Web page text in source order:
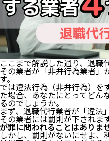
ここまで解説した通り、退職
その業者が「非弁行為業者」
す。
では違法行為（非弁行為）を
た場合、あなたにとってどん
るのでしょうか。
まず、退職代行業者が「違法
その業者には罰則が下されま
が罪に問われることはありま
しかし、罰則がないにせよ、
1)ベンゴシNOW
2)フォーゲル綜合法
3)弁護士法人みやび
4)ガイア総合法律事務
5)弁護士ビーノ
10.退職代行と違法行為
1)労働組合（ユニオン
ないのですか？
2)司法書士による退
3)退職代行業者が非
がありますか？
まとめ